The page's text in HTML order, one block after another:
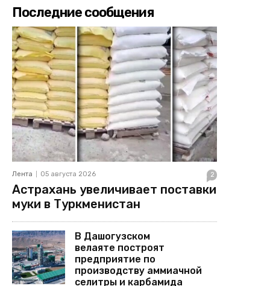
Последние сообщения
Лента 05 августа 2026 2
Астрахань увеличивает поставки
муки в Туркменистан
В Дашогузском
велаяте построят
предприятие по
производству аммиачной
селитры и карбамида